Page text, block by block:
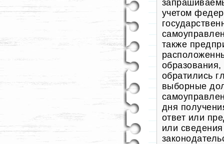
учетом
также
обратились
выборные
дня
ответ или
или